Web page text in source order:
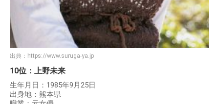
出典： https://www.suruga-ya.jp
10位：上野未来
生年月日：1985年9月25日
出身地：熊本県